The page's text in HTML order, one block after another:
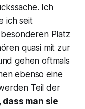
Ich
ich seit
Platz
quasi mit zur
gehen oftmals
ebenso eine
Teil der
dass man sie